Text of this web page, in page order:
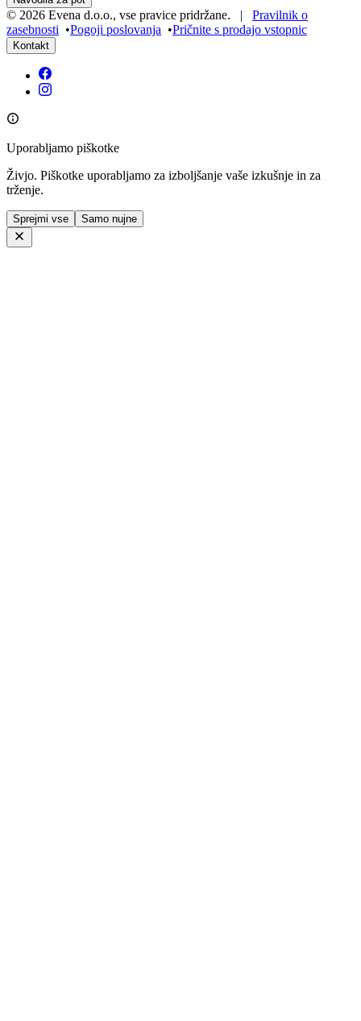
© 2026 Evena d.o.o., vse pravice pridržane. | Pravilnik o
zasebnosti •Pogoji poslovanja •Pričnite s prodajo vstopnic
Kontakt
Uporabljamo piškotke
Živjo. Piškotke uporabljamo za izboljšanje vaše izkušnje in za
trženje.
Sprejmi vse Samo nujne